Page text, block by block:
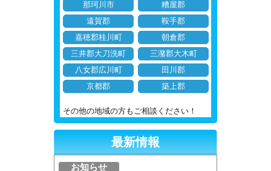
那珂川市
糟屋郡
遠賀郡
鞍手郡
嘉穂郡桂川町
朝倉郡
三井郡大刀洗町
三潴郡大木町
八女郡広川町
田川郡
京都郡
築上郡
その他の地域の方もご相談ください！
最新情報
お知らせ